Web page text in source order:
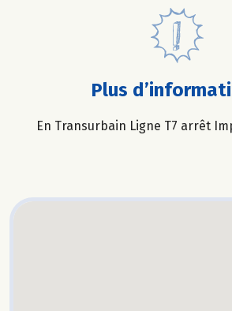
Plus
En Transurbain Ligne T7 arrêt